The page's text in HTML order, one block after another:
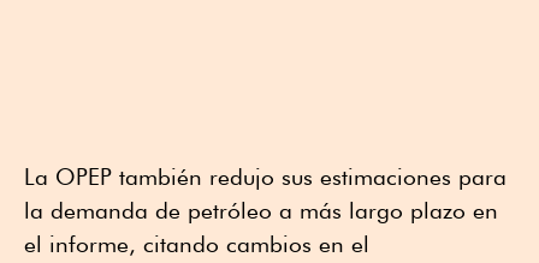
La OPEP también redujo sus estimaciones para
la demanda de petróleo a más largo plazo en
el informe, citando cambios en el